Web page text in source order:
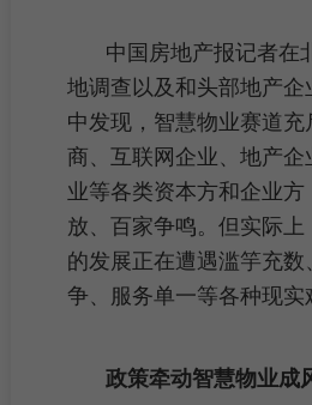
中国房地产报记者在
地调查以及和头部地产
中发现，智慧物业赛道充
商、互联网企业、地产企
业等各类资本方和企业方
放、百家争鸣。但实际上
的发展正在遭遇滥竽充数
争、服务单一等各种现实
政策牵动智慧物业成